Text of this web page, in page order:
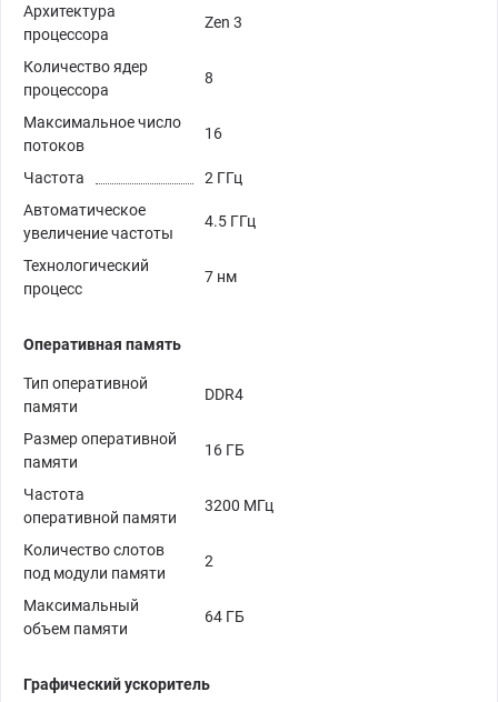
Архитектура
процессора
Zen 3
Количество ядер
процессора
8
Максимальное число
потоков
16
Частота
2 ГГц
Автоматическое
увеличение частоты
4.5 ГГц
Технологический
процесс
7 нм
Оперативная память
Тип оперативной
памяти
DDR4
Размер оперативной
памяти
16 ГБ
Частота
оперативной памяти
3200 МГц
Количество слотов
под модули памяти
2
Максимальный
объем памяти
64 ГБ
Графический ускоритель